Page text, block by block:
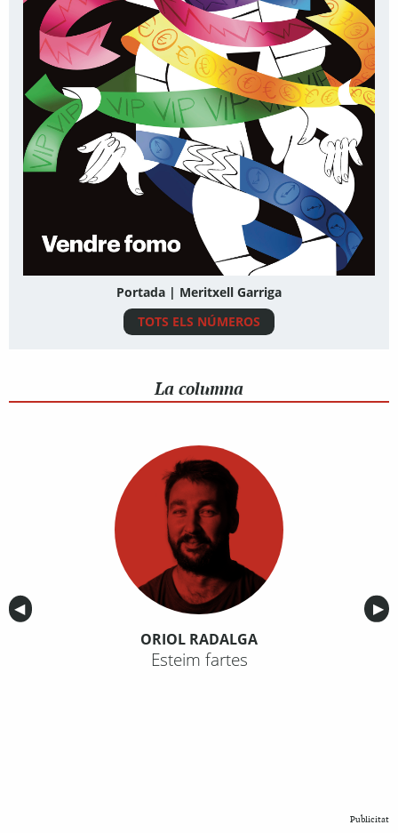
Portada | Meritxell Garriga
TOTS ELS NÚMEROS
La columna
Anterior
◀︎ ▶︎
ORIOL RADALGA
Esteim fartes
Publicitat